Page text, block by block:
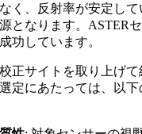
く、反射率が安定し
となります。 ASTER
功しています。
正サイトを取り上げて
定にあたっては 、以